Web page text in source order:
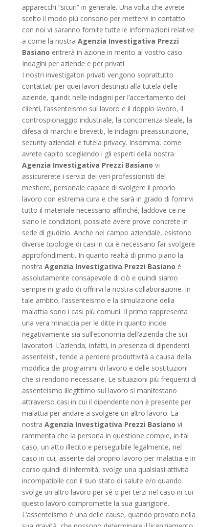
apparecchi “sicuri” in generale. Una volta che avrete
scelto il modo più consono per mettervi in contatto
con noi vi saranno fornite tutte le informazioni relative
a come la nostra Agenzia Investigativa Prezzi
Basiano entrerà in azione in merito al vostro caso.
Indagini per aziende e per privati
I nostri investigatori privati vengono soprattutto
contattati per quei lavori destinati alla tutela delle
aziende, quindi: nelle indagini per l’accertamento dei
clienti, l’assenteismo sul lavoro e il doppio lavoro, il
controspionaggio industriale, la concorrenza sleale, la
difesa di marchi e brevetti, le indagini preassunzione,
security aziendali e tutela privacy. Insomma, come
avrete capito scegliendo i gli esperti della nostra
Agenzia Investigativa Prezzi Basiano vi
assicurerete i servizi dei veri professionisti del
mestiere, personale capace di svolgere il proprio
lavoro con estrema cura e che sarà in grado di fornirvi
tutto il materiale necessario affinché, laddove ce ne
siano le condizioni, possiate avere prove concrete in
sede di giudizio. Anche nel campo aziendale, esistono
diverse tipologie di casi in cui è necessario far svolgere
approfondimenti. In quanto realtà di primo piano la
nostra Agenzia Investigativa Prezzi Basiano è
assolutamente consapevole di ciò e quindi siamo
sempre in grado di offrirvi la nostra collaborazione. In
tale ambito, l’assenteismo e la simulazione della
malattia sono i casi più comuni. Il primo rappresenta
una vera minaccia per le ditte in quanto incide
negativamente sia sull’economia dell’azienda che sui
lavoratori. L’azienda, infatti, in presenza di dipendenti
assenteisti, tende a perdere produttività a causa della
modifica dei programmi di lavoro e delle sostituzioni
che si rendono necessarie. Le situazioni più frequenti di
assenteismo illegittimo sul lavoro si manifestano
attraverso casi in cui il dipendente non è presente per
malattia per andare a svolgere un altro lavoro. La
nostra Agenzia Investigativa Prezzi Basiano vi
rammenta che la persona in questione compie, in tal
caso, un atto illecito e perseguibile legalmente, nel
caso in cui, assente dal proprio lavoro per malattia e in
corso quindi di infermità, svolge una qualsiasi attività
incompatibile con il suo stato di salute e/o quando
svolge un altro lavoro per sé o per terzi nel caso in cui
questo lavoro compromette la sua guarigione.
L’assenteismo è una delle cause, quando provato nella